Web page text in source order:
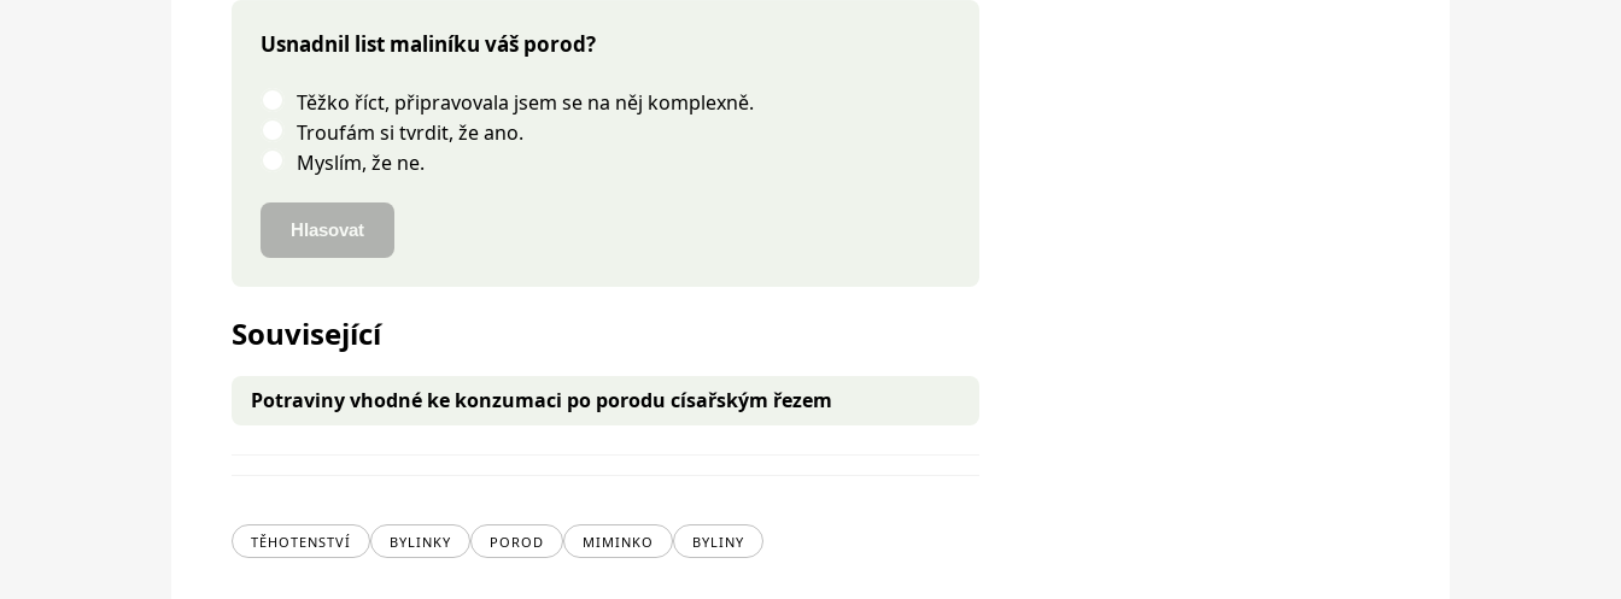
Usnadnil list maliníku váš porod?
Těžko říct, připravovala jsem se na něj komplexně.
Troufám si tvrdit, že ano.
Myslím, že ne.
Hlasovat
Související
Potraviny vhodné ke konzumaci po porodu císařským řezem
TĚHOTENSTVÍ BYLINKY POROD MIMINKO BYLINY